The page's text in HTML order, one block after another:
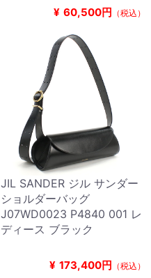
¥ 60,500円 （税込）
JIL SANDER ジル サンダー
ショルダーバッグ
J07WD0023 P4840 001 レ
ディース ブラック
¥ 173,400円 （税込）